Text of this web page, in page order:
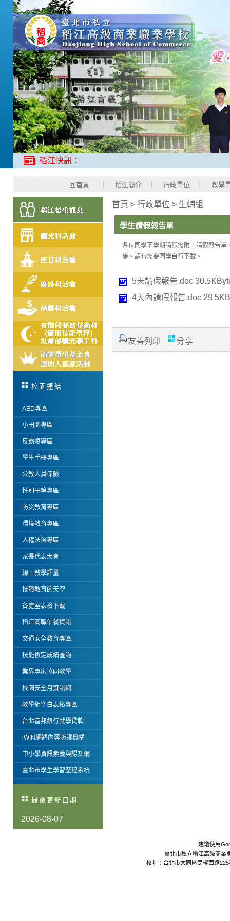
稻江快訊：
回首頁 稻江簡介 行政單位 教學
校園連結
AED專區
小田園專區
反霸凌專區
學生手冊專區
公教人員保險
性別平等專區
防災教育專區
環境教育專區
人權法治專區
家長代表大會
線上教學評量
技職教育的天空
各處室表格下載
稻江商職午餐資訊
交通安全教育專區
技能檢定成績查詢
業界專家協同教學
校園安全月資訊網
教學組空白表格專區
台北富邦銀行就學貸款
iWIN網路內容防護機構
中小學資訊素養與認知網
臺北市學生學習歷程系統
最後更新日期
2026-08-07
首頁 > 行政單位 > 生輔組
學生請假報告單
各位同學下學期請假需附上請假報告
施。請有需要同學自行下載。
5天請假報告.doc
4天內請假報告.doc
友善列印 分享
建議使用
臺北市私立稻江高級商業
校址：台北市大同區民權西路